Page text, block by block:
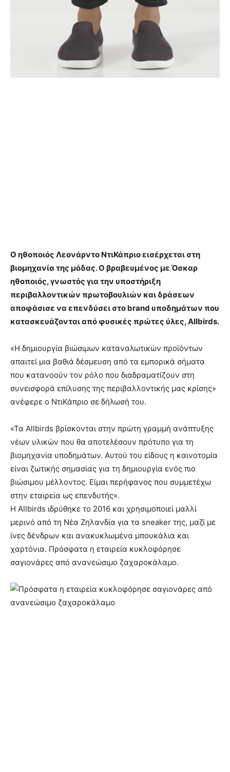
Ο ηθοποιός Λεονάρντο ΝτιΚάπριο εισέρχεται στη
βιομηχανία της μόδας. Ο βραβευμένος με Όσκαρ
ηθοποιός, γνωστός για την υποστήριξη
περιβαλλοντικών πρωτοβουλιών και δράσεων
αποφάσισε να επενδύσει στο brand υποδημάτων που
κατασκευάζονται από φυσικές πρώτες ύλες, Allbirds.
«Η δημιουργία βιώσιμων καταναλωτικών προϊόντων
απαιτεί μια βαθιά δέσμευση από τα εμπορικά σήματα
που κατανοούν τον ρόλο που διαδραματίζουν στη
συνεισφορά επίλυσης της περιβαλλοντικής μας κρίσης»
ανέφερε ο ΝτιΚάπριο σε δήλωσή του.
«Τα Allbirds βρίσκονται στην πρώτη γραμμή ανάπτυξης
νέων υλικών που θα αποτελέσουν πρότυπο για τη
βιομηχανία υποδημάτων. Αυτού του είδους η καινοτομία
είναι ζωτικής σημασίας για τη δημιουργία ενός πιο
βιώσιμου μέλλοντος. Είμαι περήφανος που συμμετέχω
στην εταιρεία ως επενδυτής».
Η Allbirds ιδρύθηκε το 2016 και χρησιμοποιεί μαλλί
μερινό από τη Νέα Ζηλανδία για τα sneaker της, μαζί με
ίνες δένδρων και ανακυκλωμένα μπουκάλια και
χαρτόνια. Πρόσφατα η εταιρεία κυκλοφόρησε
σαγιονάρες από ανανεώσιμο ζαχαροκάλαμο.